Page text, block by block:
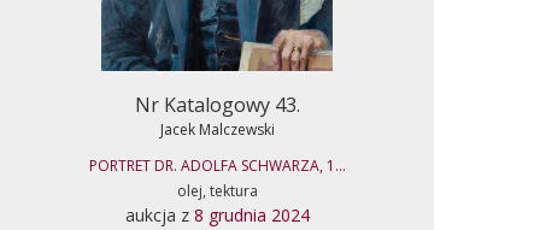
Nr Katalogowy 43.
Jacek Malczewski
PORTRET DR. ADOLFA SCHWARZA, 1...
olej, tektura
aukcja z 8 grudnia 2024